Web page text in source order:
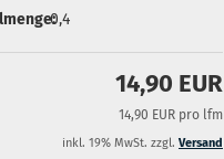
0,4
14,90 EUR
14,90 EUR pro lfm
inkl. 19% MwSt. zzgl. Versand